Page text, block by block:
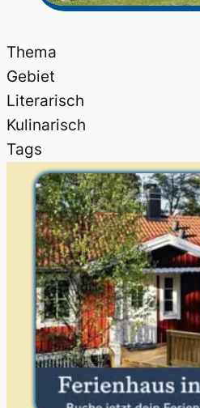
Thema
Gebiet
Literarisch
Kulinarisch
Tags